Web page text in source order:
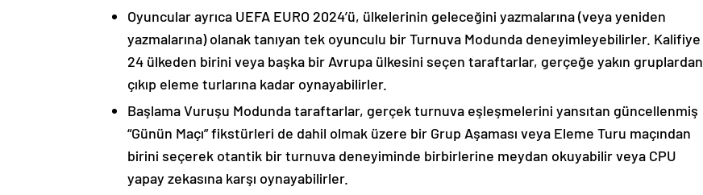
Oyuncular ayrıca UEFA EURO 2024’ü, ülkelerinin geleceğini yazmalarına (veya yeniden
yazmalarına) olanak tanıyan tek oyunculu bir Turnuva Modunda deneyimleyebilirler. Kalifiye
24 ülkeden birini veya başka bir Avrupa ülkesini seçen taraftarlar, gerçeğe yakın gruplardan
çıkıp eleme turlarına kadar oynayabilirler.
Başlama Vuruşu Modunda taraftarlar, gerçek turnuva eşleşmelerini yansıtan güncellenmiş
“Günün Maçı” fikstürleri de dahil olmak üzere bir Grup Aşaması veya Eleme Turu maçından
birini seçerek otantik bir turnuva deneyiminde birbirlerine meydan okuyabilir veya CPU
yapay zekasına karşı oynayabilirler.